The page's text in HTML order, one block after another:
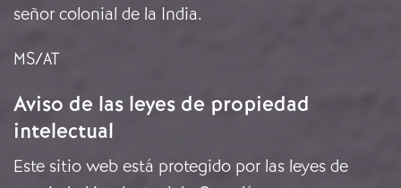
señor colonial de la India.
MS/AT
Aviso de las leyes de propiedad
intelectual
Este sitio web está protegido por las leyes de